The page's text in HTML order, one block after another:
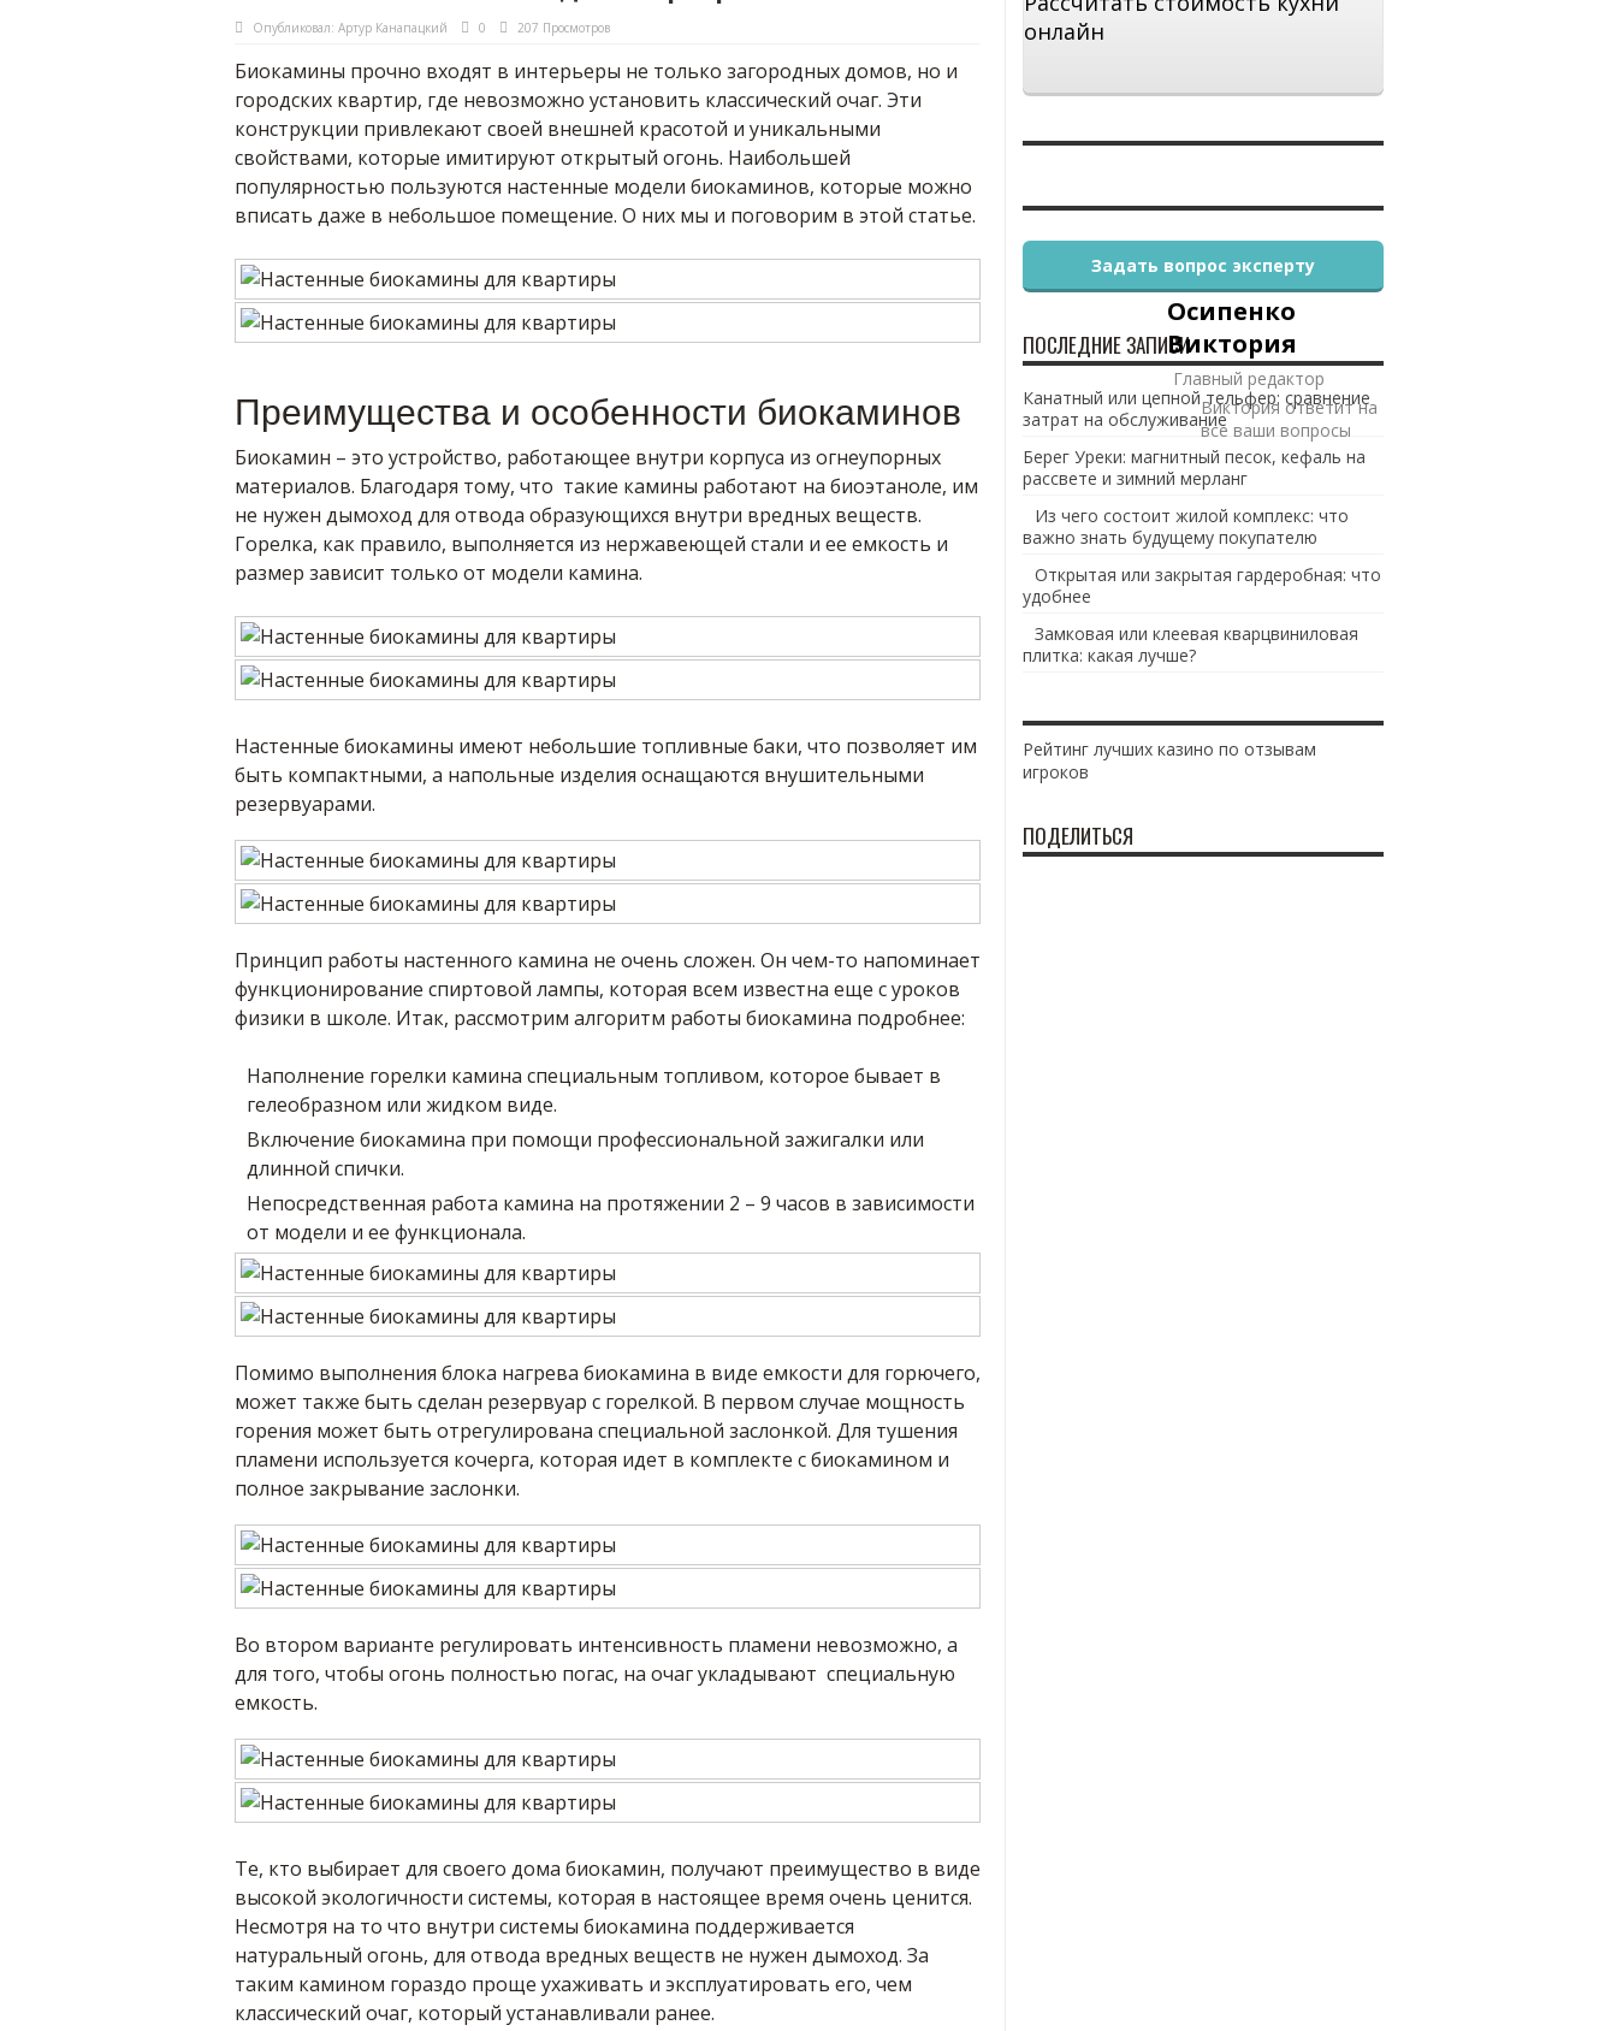
Опубликовал: Артур Канапацкий 0 207 Просмотров
Биокамины прочно входят в интерьеры не только загородных домов, но и
городских квартир, где невозможно установить классический очаг. Эти
конструкции привлекают своей внешней красотой и уникальными
свойствами, которые имитируют открытый огонь. Наибольшей
популярностью пользуются настенные модели биокаминов, которые можно
вписать даже в небольшое помещение. О них мы и поговорим в этой статье.
Преимущества и особенности биокаминов
Биокамин – это устройство, работающее внутри корпуса из огнеупорных
материалов. Благодаря тому, что такие камины работают на биоэтаноле, им
не нужен дымоход для отвода образующихся внутри вредных веществ.
Горелка, как правило, выполняется из нержавеющей стали и ее емкость и
размер зависит только от модели камина.
Настенные биокамины имеют небольшие топливные баки, что позволяет им
быть компактными, а напольные изделия оснащаются внушительными
резервуарами.
Принцип работы настенного камина не очень сложен. Он чем-то напоминает
функционирование спиртовой лампы, которая всем известна еще с уроков
физики в школе. Итак, рассмотрим алгоритм работы биокамина подробнее:
Наполнение горелки камина специальным топливом, которое бывает в
гелеобразном или жидком виде.
Включение биокамина при помощи профессиональной зажигалки или
длинной спички.
Непосредственная работа камина на протяжении 2 – 9 часов в зависимости
от модели и ее функционала.
Помимо выполнения блока нагрева биокамина в виде емкости для горючего,
может также быть сделан резервуар с горелкой. В первом случае мощность
горения может быть отрегулирована специальной заслонкой. Для тушения
пламени используется кочерга, которая идет в комплекте с биокамином и
полное закрывание заслонки.
Во втором варианте регулировать интенсивность пламени невозможно, а
для того, чтобы огонь полностью погас, на очаг укладывают специальную
емкость.
Те, кто выбирает для своего дома биокамин, получают преимущество в виде
высокой экологичности системы, которая в настоящее время очень ценится.
Несмотря на то что внутри системы биокамина поддерживается
натуральный огонь, для отвода вредных веществ не нужен дымоход. За
таким камином гораздо проще ухаживать и эксплуатировать его, чем
классический очаг, который устанавливали ранее.
онлайн
Осипенко
Виктория
Главный редактор
Виктория ответит на
все ваши вопросы
Задать вопрос эксперту
ПОСЛЕДНИЕ ЗАПИСИ
Канатный или цепной тельфер: сравнение
затрат на обслуживание
Берег Уреки: магнитный песок, кефаль на
рассвете и зимний мерланг
Из чего состоит жилой комплекс: что
важно знать будущему покупателю
Открытая или закрытая гардеробная: что
удобнее
Замковая или клеевая кварцвиниловая
плитка: какая лучше?
Рейтинг лучших казино по отзывам
игроков
ПОДЕЛИТЬСЯ